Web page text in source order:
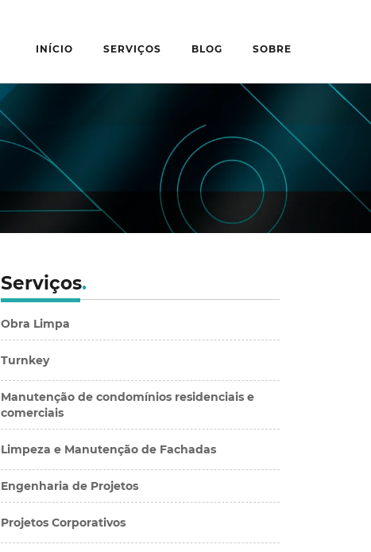
INÍCIO SERVIÇOS BLOG SOBRE
Serviços.
Obra Limpa
Turnkey
Manutenção de condomínios residenciais e
comerciais
Limpeza e Manutenção de Fachadas
Engenharia de Projetos
Projetos Corporativos